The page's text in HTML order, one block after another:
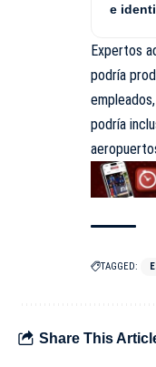
e
Expertos
podría
podría
TAGGED:
Share This